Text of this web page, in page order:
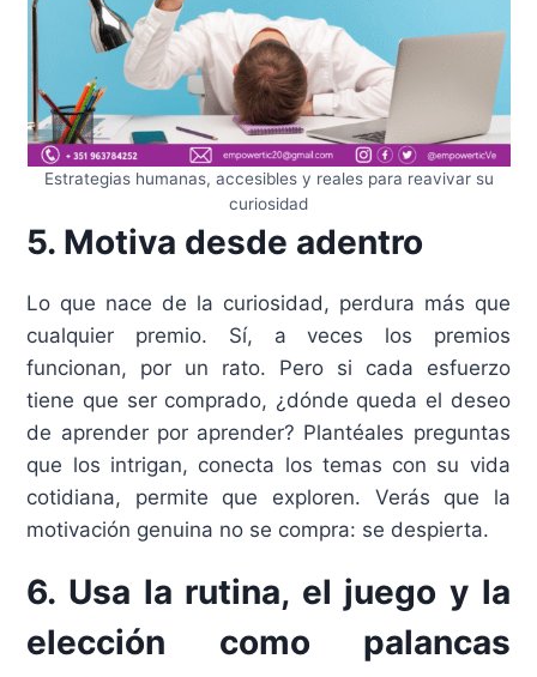
Estrategias humanas, accesibles y reales para reavivar su
curiosidad
5. Motiva desde adentro
Lo que nace de la curiosidad, perdura más que
cualquier premio. Sí, a veces los premios
funcionan, por un rato. Pero si cada esfuerzo
tiene que ser comprado, ¿dónde queda el deseo
de aprender por aprender? Plantéales preguntas
que los intrigan, conecta los temas con su vida
cotidiana, permite que exploren. Verás que la
motivación genuina no se compra: se despierta.
6. Usa la rutina, el juego y la
elección como palancas